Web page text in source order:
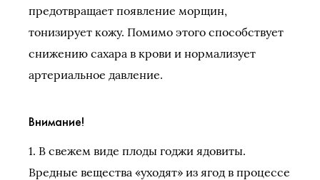
предотвращает появление морщин,
тонизирует кожу. Помимо этого способствует
снижению сахара в крови и нормализует
артериальное давление.
Внимание!
1. В свежем виде плоды годжи ядовиты.
Вредные вещества «уходят» из ягод в процессе